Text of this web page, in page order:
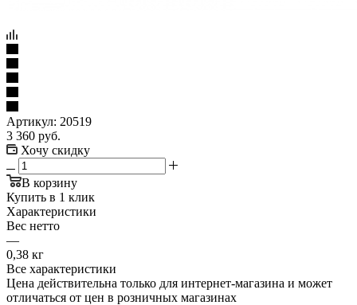
Артикул: 20519
3 360 руб.
Хочу скидку
В корзину
Купить в 1 клик
Характеристики
Вес нетто
—
0,38 кг
Все характеристики
Цена действительна только для интернет-магазина и может
отличаться от цен в розничных магазинах